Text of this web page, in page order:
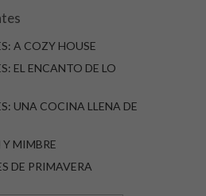
A COZY HOUSE
EL ENCANTO DE LO
UNA COCINA LLENA DE
Y MIMBRE
DE PRIMAVERA